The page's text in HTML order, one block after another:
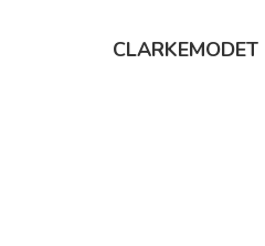
CLARKEMODET